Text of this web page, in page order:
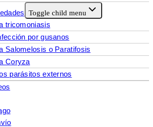
Toggle child menu
tricomoniasis
por gusanos
Salomelosis o Paratifosis
Coryza
parásitos externos